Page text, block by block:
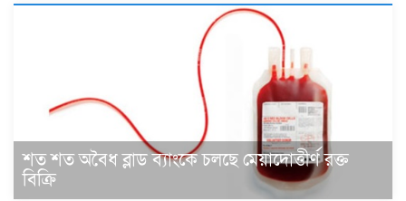
শত শত অবৈধ ব্লাড ব্যাংকে চলছে মেয়াদোত্তীর্ণ রক্ত
বিক্রি